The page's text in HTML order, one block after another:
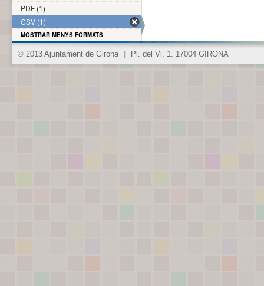
PDF (1)
CSV (1)
MOSTRAR MENYS FORMATS
© 2013 Ajuntament de Girona Pl. del Vi, 1. 17004 GIRONA